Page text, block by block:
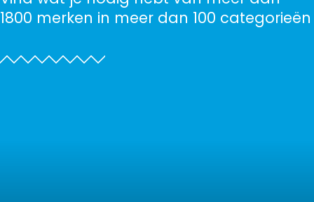
1800 merken in meer dan 100 categorieën